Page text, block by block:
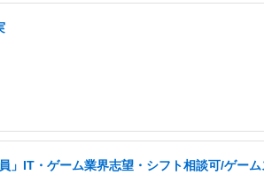
」IT・ゲーム業界志望・シフト相談可/ゲー